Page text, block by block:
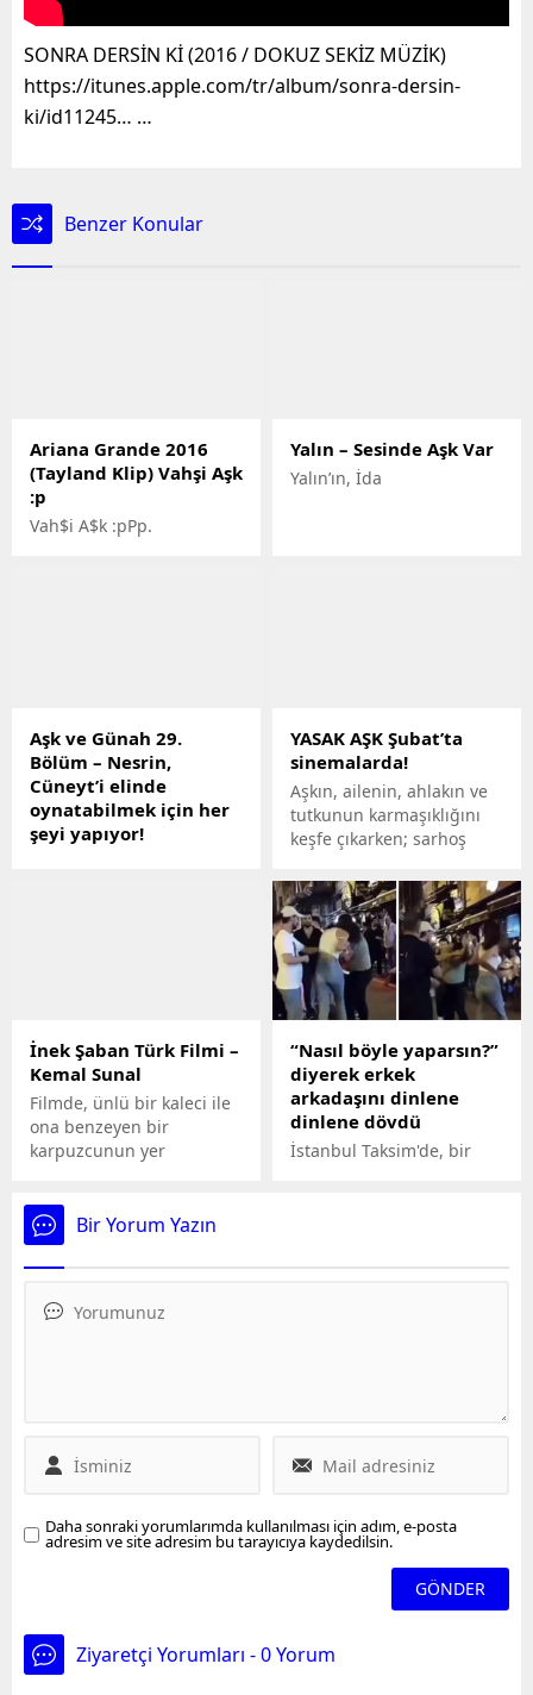
SONRA DERSİN Kİ (2016 / DOKUZ SEKİZ MÜZİK)
https://itunes.apple.com/tr/album/sonra-dersin-
ki/id11245… …
Benzer Konular
Ariana Grande 2016
(Tayland Klip) Vahşi Aşk
:p
Vah$i A$k :pPp.
Yalın – Sesinde Aşk Var
Yalın’ın, İda
Aşk ve Günah 29.
Bölüm – Nesrin,
Cüneyt’i elinde
oynatabilmek için her
şeyi yapıyor!
YASAK AŞK Şubat’ta
sinemalarda!
Aşkın, ailenin, ahlakın ve
tutkunun karmaşıklığını
keşfe çıkarken; sarhoş
saçan filmin başrollerinde
2 kez …
İnek Şaban Türk Filmi –
Kemal Sunal
Filmde, ünlü bir kaleci ile
ona benzeyen bir
karpuzcunun yer
peşinden koştuğu kaleci …
“Nasıl böyle yaparsın?”
diyerek erkek
arkadaşını dinlene
dinlene dövdü
İstanbul Taksim'de, bir
vatandaşın kamerasına
yaralanan erkek şahıs ve
olmadı.
Bir Yorum Yazın
Daha sonraki yorumlarımda kullanılması için adım, e-posta
adresim ve site adresim bu tarayıcıya kaydedilsin.
Ziyaretçi Yorumları - 0 Yorum